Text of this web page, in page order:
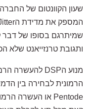
שעון הקוונטום של החברה
שמיתרגם בסופו של דבר
ותגובת טרנזייאנט שלא